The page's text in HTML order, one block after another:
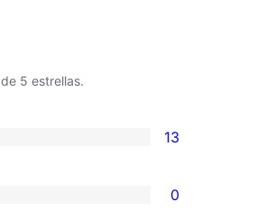
de 5 estrellas.
13
0